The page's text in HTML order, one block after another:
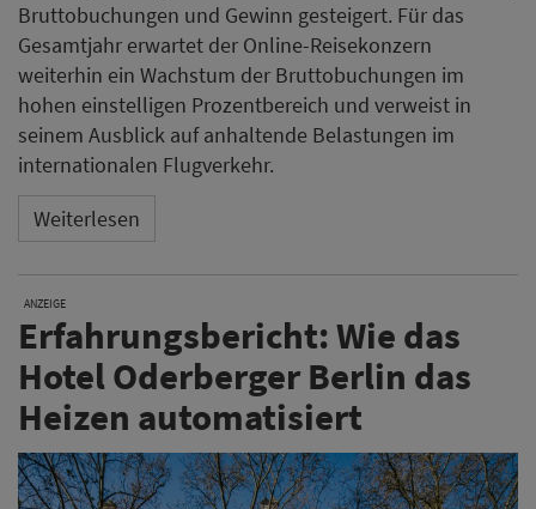
Bruttobuchungen und Gewinn gesteigert. Für das
Gesamtjahr erwartet der Online-Reisekonzern
weiterhin ein Wachstum der Bruttobuchungen im
hohen einstelligen Prozentbereich und verweist in
seinem Ausblick auf anhaltende Belastungen im
internationalen Flugverkehr.
Weiterlesen
ANZEIGE
Erfahrungsbericht: Wie das
Hotel Oderberger Berlin das
Heizen automatisiert